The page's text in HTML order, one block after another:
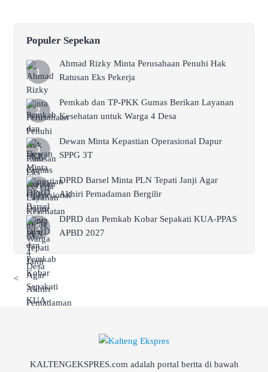
Populer Sepekan
Ahmad Rizky Minta Perusahaan Penuhi Hak
Ratusan Eks Pekerja
Pemkab dan TP-PKK Gumas Berikan Layanan
Kesehatan untuk Warga 4 Desa
Dewan Minta Kepastian Operasional Dapur
SPPG 3T
DPRD Barsel Minta PLN Tepati Janji Agar
Akhiri Pemadaman Bergilir
DPRD dan Pemkab Kobar Sepakati KUA-PPAS
APBD 2027
<
KALTENGEKSPRES.com adalah portal berita di bawah